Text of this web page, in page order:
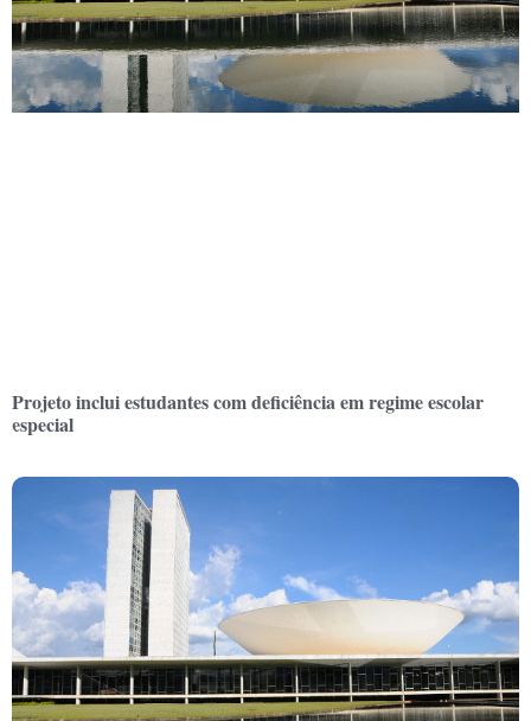
Projeto inclui estudantes com deficiência em regime escolar
especial